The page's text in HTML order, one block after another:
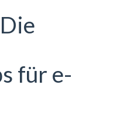
Die
für e-